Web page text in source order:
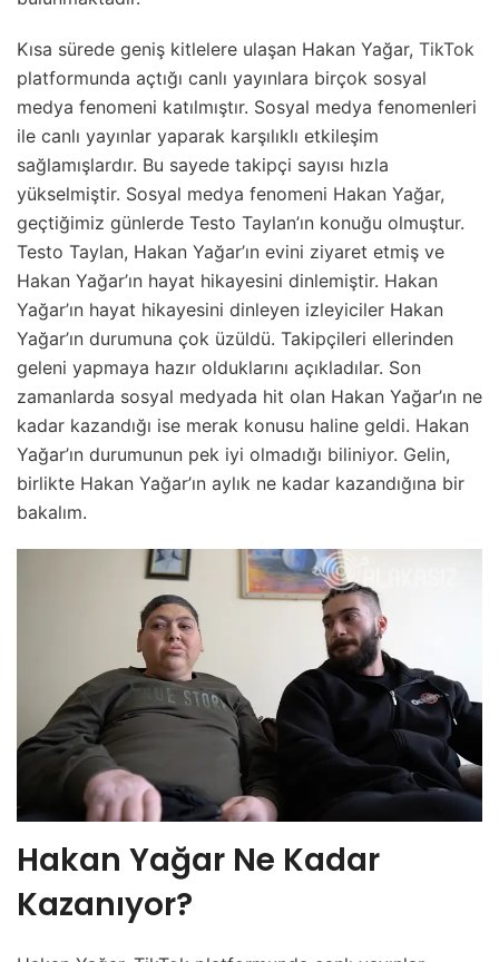
Kısa sürede geniş kitlelere ulaşan Hakan Yağar, TikTok
platformunda açtığı canlı yayınlara birçok sosyal
medya fenomeni katılmıştır. Sosyal medya fenomenleri
ile canlı yayınlar yaparak karşılıklı etkileşim
sağlamışlardır. Bu sayede takipçi sayısı hızla
yükselmiştir. Sosyal medya fenomeni Hakan Yağar,
geçtiğimiz günlerde Testo Taylan’ın konuğu olmuştur.
Testo Taylan, Hakan Yağar’ın evini ziyaret etmiş ve
Hakan Yağar’ın hayat hikayesini dinlemiştir. Hakan
Yağar’ın hayat hikayesini dinleyen izleyiciler Hakan
Yağar’ın durumuna çok üzüldü. Takipçileri ellerinden
geleni yapmaya hazır olduklarını açıkladılar. Son
zamanlarda sosyal medyada hit olan Hakan Yağar’ın ne
kadar kazandığı ise merak konusu haline geldi. Hakan
Yağar’ın durumunun pek iyi olmadığı biliniyor. Gelin,
birlikte Hakan Yağar’ın aylık ne kadar kazandığına bir
bakalım.
Hakan Yağar Ne Kadar
Kazanıyor?